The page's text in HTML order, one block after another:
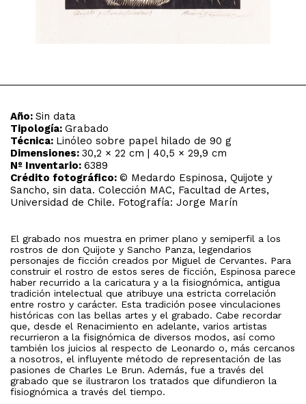
Año: Sin data
Tipología: Grabado
Técnica: Linóleo sobre papel hilado de 90 g
Dimensiones: 30,2 × 22 cm | 40,5 × 29,9 cm
Nº Inventario: 6389
Crédito fotográfico: © Medardo Espinosa, Quijote y
Sancho, sin data. Colección MAC, Facultad de Artes,
Universidad de Chile. Fotografía: Jorge Marín
El grabado nos muestra en primer plano y semiperfil a los
rostros de don Quijote y Sancho Panza, legendarios
personajes de ficción creados por Miguel de Cervantes. Para
construir el rostro de estos seres de ficción, Espinosa parece
haber recurrido a la caricatura y a la fisiognómica, antigua
tradición intelectual que atribuye una estricta correlación
entre rostro y carácter. Esta tradición posee vinculaciones
históricas con las bellas artes y el grabado. Cabe recordar
que, desde el Renacimiento en adelante, varios artistas
recurrieron a la fisignómica de diversos modos, así como
también los juicios al respecto de Leonardo o, más cercanos
a nosotros, el influyente método de representación de las
pasiones de Charles Le Brun. Además, fue a través del
grabado que se ilustraron los tratados que difundieron la
fisiognómica a través del tiempo.